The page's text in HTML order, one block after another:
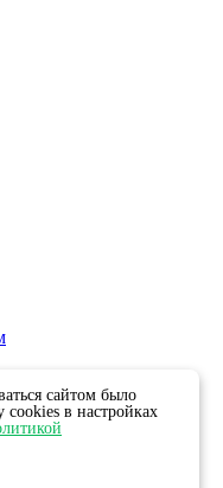
сайтом было
cookies в настройках